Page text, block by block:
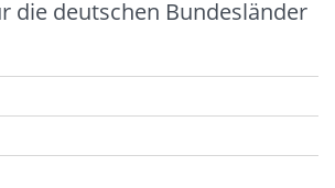
die deutschen Bundesländer